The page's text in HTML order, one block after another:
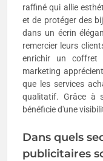
raffiné qui allie
et de protéger des
dans un écrin
remercier leurs
enrichir un coffret
marketing
que les services
qualitatif. Grâce à
bénéficie d'une
Dans quels
publicitaires